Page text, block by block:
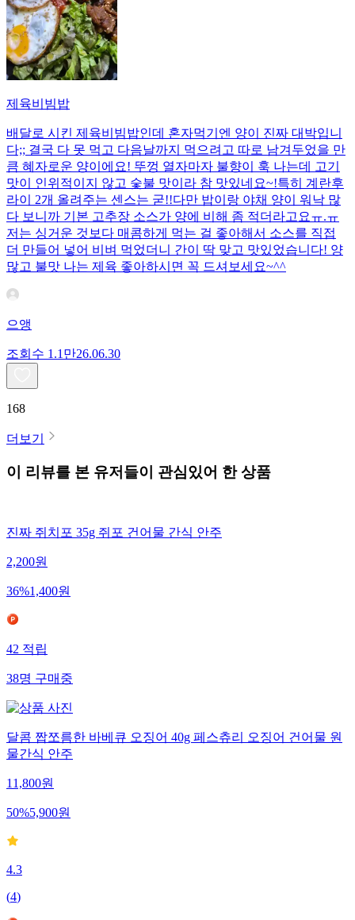
제육비빔밥
배달로 시킨 제육비빔밥인데 혼자먹기엔 양이 진짜 대박입니
다;; 결국 다 못 먹고 다음날까지 먹으려고 따로 남겨두었을 만
큼 혜자로운 양이에요! 뚜껑 열자마자 불향이 훅 나는데 고기
맛이 인위적이지 않고 숯불 맛이라 참 맛있네요~!특히 계란후
라이 2개 올려주는 센스는 굳!! ​다만 밥이랑 야채 양이 워낙 많
다 보니까 기본 고추장 소스가 양에 비해 좀 적더라고요ㅠ.ㅠ
저는 싱거운 것보다 매콤하게 먹는 걸 좋아해서 소스를 직접
더 만들어 넣어 비벼 먹었더니 간이 딱 맞고 맛있었습니다! 양
많고 불맛 나는 제육 좋아하시면 꼭 드셔보세요~^^
으앵
조회수 1.1만26.06.30
168
더보기
이 리뷰를 본 유저들이 관심있어 한 상품
진짜 쥐치포 35g 쥐포 건어물 간식 안주
2,200원
36%1,400원
42적립
38명구매중
달콤 짭쪼름한 바베큐 오징어 40g 페스츄리 오징어 건어물 원
물간식 안주
11,800원
50%5,900원
4.3
(4)